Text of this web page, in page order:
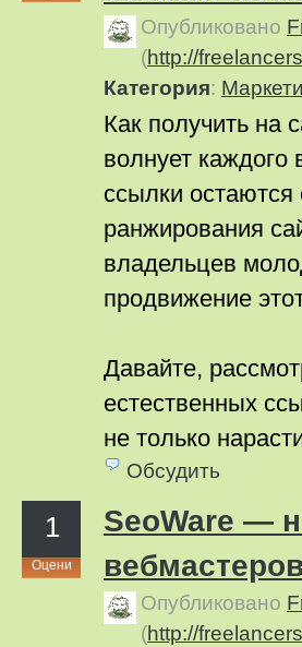
Опубликовано
(http://
Категория:
Как получить на
волнует каждого
ссылки
ранжирования
владельцев
продвижение
Давайте,
естественных
не только
Обсудить
1
Оцени
SeoWare —
Опубликовано
(http://